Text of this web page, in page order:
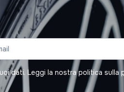
dati. Leggi la nostra politica sulla